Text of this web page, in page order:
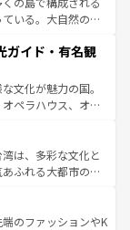
ニオンやイエロー
が融合した独特の
で異なる魅力を楽
感じることができ
の旅も、アメリカ
いる。大自然の神
地といえばオアフ
島やカウアイ島が
をはじめ、豊かな
ピリット」と呼ば
アンミュージッ
ハワイの魅力を彩
動が待っているハ
ガイド・有名観
文化が魅力の国。
ペラハウス、オー
ル（エアーズロッ
ンズの熱帯雨林な
やワイン、オージ
サーフィンやダイ
きにはたまらな
は、多彩な文化と
ふれる大都市の台
など、都市の喧騒
人に新しい発見と
のファッションやK